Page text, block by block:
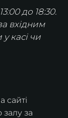
до 18:30.
вхідним
касі чи
сайті
залу за